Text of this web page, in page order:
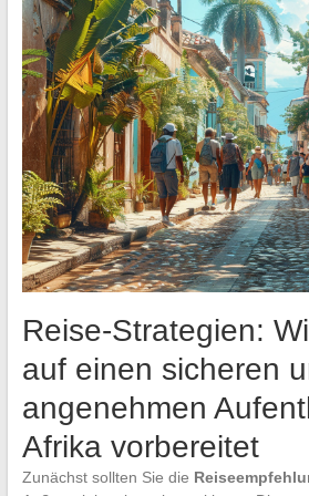
Reise-Strategien:
auf einen sicheren
angenehmen
Afrika vorbereitet
Zunächst sollten Sie die